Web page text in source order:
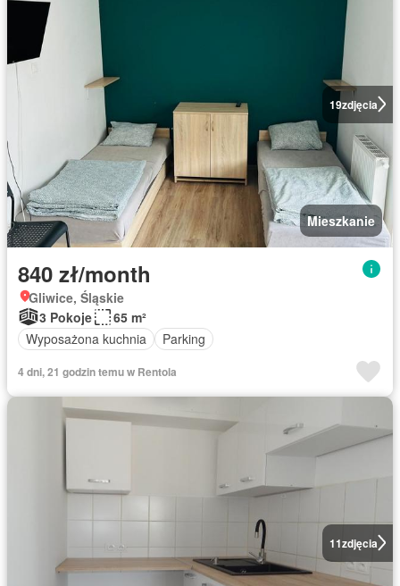
19zdjęcia
Mieszkanie
840 zł/month
Gliwice, Śląskie
3 Pokoje
65 m²
Wyposażona kuchnia
Parking
4 dni, 21 godzin temu w Rentola
11zdjęcia